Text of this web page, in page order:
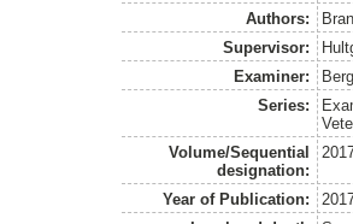
Authors:
Supervisor:
Examiner:
Series:
Volume/Sequential
designation:
Year of Publication: